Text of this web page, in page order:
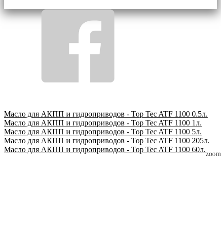
zoom
Масло для АКПП и гидроприводов - Top Tec ATF 1100 0.5л.
Масло для АКПП и гидроприводов - Top Tec ATF 1100 1л.
Масло для АКПП и гидроприводов - Top Tec ATF 1100 5л.
Масло для АКПП и гидроприводов - Top Tec ATF 1100 205л.
Масло для АКПП и гидроприводов - Top Tec ATF 1100 60л.